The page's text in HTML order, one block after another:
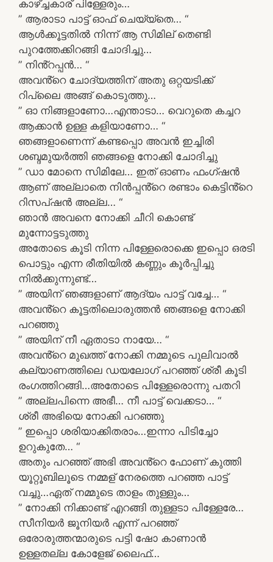
കാഴ്ച്ചകാര് പിള്ളേരും…
” ആരാടാ പാട്ട് ഓഫ് ചെയ്യ്തെ… “
ആൾക്കൂട്ടതിൽ നിന്ന് ആ സിമില് തെണ്ടി
പുറത്തേക്കിറങ്ങി ചോദിച്ചു…
” നിൻ്റപ്പൻ… “
അവൻ്റെ ചോദ്യത്തിന് അതു ഒറ്റയടിക്ക്
റിപ്ലൈ അങ്ങ് കൊടുത്തു…
” ഓ നിങ്ങളാണോ…എന്താടാ… വെറുതെ കച്ചറ
ആക്കാൻ ഉള്ള കളിയാണോ… “
ഞങ്ങളാണെന്ന് കണ്ടപ്പൊ അവൻ ഇച്ചിരി
ശബ്ദമുയർത്തി ഞങ്ങളെ നോക്കി ചോദിച്ചു
” ഡാ മോനെ സിമിലേ… ഇത് ഓണം ഫംഗ്ഷൻ
ആണ് അല്ലാതെ നിൻപ്പൻ്റെ രണ്ടാം കെട്ടിൻ്റെ
റിസപ്ഷൻ അല്ല… “
ഞാൻ അവനെ നോക്കി ചീറി കൊണ്ട്
മുന്നോട്ടടുത്തു
അതോടെ കൂടി നിന്ന പിള്ളേരൊക്കെ ഇപ്പൊ ഒരടി
പൊട്ടും എന്ന രീതിയിൽ കണ്ണും കൂർപ്പിച്ചു
നിൽക്കുന്നുണ്ട്…
” അയിന് ഞങ്ങളാണ് ആദ്യം പാട്ട് വച്ചേ… “
അവൻ്റെ കൂട്ടതിലൊരുത്തൻ ഞങ്ങളെ നോക്കി
പറഞ്ഞു
” അയിന് നീ ഏതാടാ നായേ… “
അവൻ്റെ മുഖത്ത് നോക്കി നമ്മുടെ പുലിവാൽ
കല്യാണത്തിലെ ഡയലോഗ് പറഞ്ഞ് ശ്രീ കൂടി
രംഗത്തിറങ്ങി…അതോടെ പിള്ളേരൊന്നു പതറി
” അല്ലപിന്നെ അഭീ… നീ പാട്ട് വെക്കടാ… “
ശ്രീ അഭിയെ നോക്കി പറഞ്ഞു
” ഇപ്പൊ ശരിയാക്കിതരാം…ഇന്നാ പിടിച്ചോ
ഉറുകുതേ… “
അതും പറഞ്ഞ് അഭി അവൻ്റെ ഫോണ് കുത്തി
യൂറ്റൂബിലൂടെ നമ്മള് നേരത്തെ പറഞ്ഞ പാട്ട്
വച്ചു…ഏത് നമ്മുടെ താളം തുള്ളും…
” നോക്കി നിക്കാണ്ട് എറങ്ങി തുള്ളടാ പിള്ളേരേ…
സീനിയർ ജൂനിയർ എന്ന് പറഞ്ഞ്
ഒരോരുത്തന്മാരുടെ പട്ടി ഷോ കാണാൻ
ഉള്ളതല്ല കോളേജ് ലൈഫ്…